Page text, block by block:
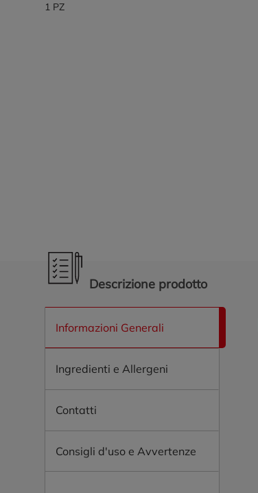
1 PZ
Descrizione prodotto
Informazioni Generali
Ingredienti e Allergeni
Contatti
Consigli d'uso e Avvertenze